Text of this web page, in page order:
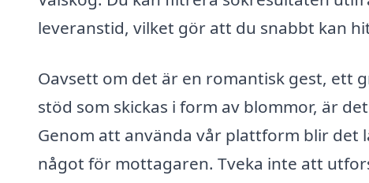
leveranstid, vilket gör att du snabbt kan
Oavsett om det är en romantisk gest, ett
stöd som skickas i form av blommor, är
Genom att använda vår plattform blir
något för mottagaren. Tveka inte att